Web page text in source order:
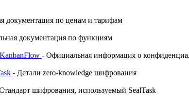
документация по ценам и тарифам
документация по функциям
- Официальная информация о
- Детали zero-knowledge шифрования
шифрования, используемый SealTask